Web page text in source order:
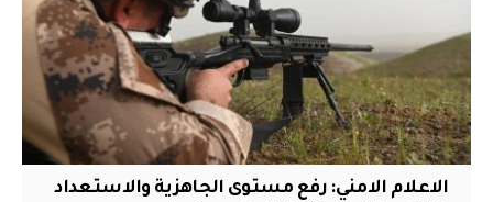
الاعلام الامني: رفع مستوى الجاهزية والاستعداد